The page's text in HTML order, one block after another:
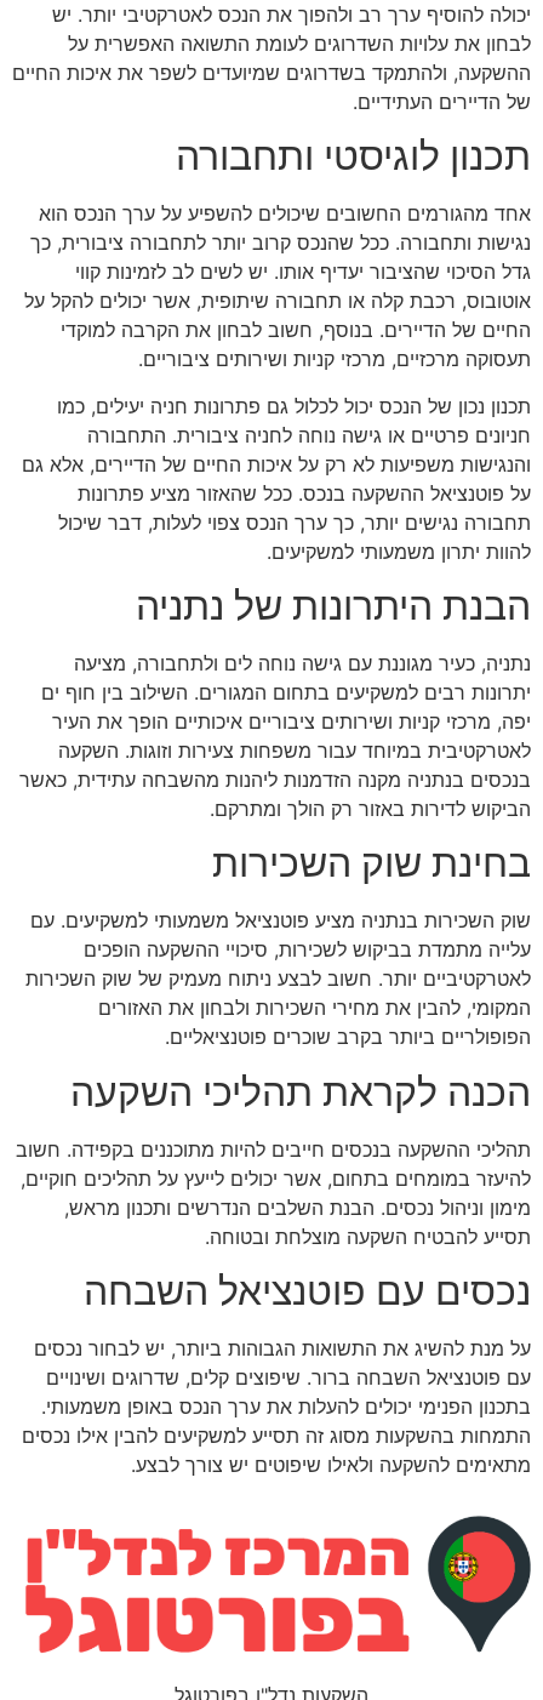
יכולה להוסיף ערך רב ולהפוך את הנכס לאטרקטיבי יותר. יש
לבחון את עלויות השדרוגים לעומת התשואה האפשרית על
ההשקעה, ולהתמקד בשדרוגים שמיועדים לשפר את איכות החיים
של הדיירים העתידיים.
תכנון לוגיסטי ותחבורה
אחד מהגורמים החשובים שיכולים להשפיע על ערך הנכס הוא
נגישות ותחבורה. ככל שהנכס קרוב יותר לתחבורה ציבורית, כך
גדל הסיכוי שהציבור יעדיף אותו. יש לשים לב לזמינות קווי
אוטובוס, רכבת קלה או תחבורה שיתופית, אשר יכולים להקל על
החיים של הדיירים. בנוסף, חשוב לבחון את הקרבה למוקדי
תעסוקה מרכזיים, מרכזי קניות ושירותים ציבוריים.
תכנון נכון של הנכס יכול לכלול גם פתרונות חניה יעילים, כמו
חניונים פרטיים או גישה נוחה לחניה ציבורית. התחבורה
והנגישות משפיעות לא רק על איכות החיים של הדיירים, אלא גם
על פוטנציאל ההשקעה בנכס. ככל שהאזור מציע פתרונות
תחבורה נגישים יותר, כך ערך הנכס צפוי לעלות, דבר שיכול
להוות יתרון משמעותי למשקיעים.
הבנת היתרונות של נתניה
נתניה, כעיר מגוננת עם גישה נוחה לים ולתחבורה, מציעה
יתרונות רבים למשקיעים בתחום המגורים. השילוב בין חוף ים
יפה, מרכזי קניות ושירותים ציבוריים איכותיים הופך את העיר
לאטרקטיבית במיוחד עבור משפחות צעירות וזוגות. השקעה
בנכסים בנתניה מקנה הזדמנות ליהנות מהשבחה עתידית, כאשר
הביקוש לדירות באזור רק הולך ומתרקם.
בחינת שוק השכירות
שוק השכירות בנתניה מציע פוטנציאל משמעותי למשקיעים. עם
עלייה מתמדת בביקוש לשכירות, סיכויי ההשקעה הופכים
לאטרקטיביים יותר. חשוב לבצע ניתוח מעמיק של שוק השכירות
המקומי, להבין את מחירי השכירות ולבחון את האזורים
הפופולריים ביותר בקרב שוכרים פוטנציאליים.
הכנה לקראת תהליכי השקעה
תהליכי ההשקעה בנכסים חייבים להיות מתוכננים בקפידה. חשוב
להיעזר במומחים בתחום, אשר יכולים לייעץ על תהליכים חוקיים,
מימון וניהול נכסים. הבנת השלבים הנדרשים ותכנון מראש,
תסייע להבטיח השקעה מוצלחת ובטוחה.
נכסים עם פוטנציאל השבחה
על מנת להשיג את התשואות הגבוהות ביותר, יש לבחור נכסים
עם פוטנציאל השבחה ברור. שיפוצים קלים, שדרוגים ושינויים
בתכנון הפנימי יכולים להעלות את ערך הנכס באופן משמעותי.
התמחות בהשקעות מסוג זה תסייע למשקיעים להבין אילו נכסים
מתאימים להשקעה ולאילו שיפוטים יש צורך לבצע.